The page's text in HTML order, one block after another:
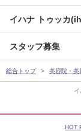
イハナ トゥッカ
スタッフ募集
総合トップ 美容院・美
HOT